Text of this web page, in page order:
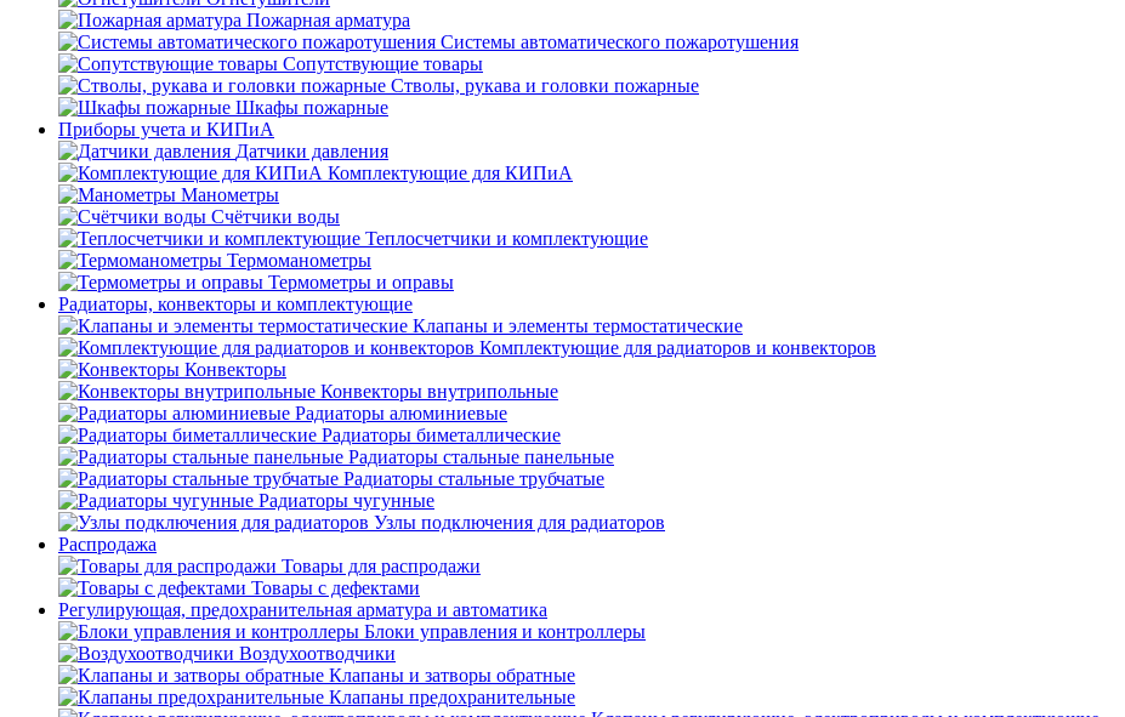
Пожарная арматура
Системы автоматического пожаротушения
Сопутствующие товары
Стволы, рукава и головки пожарные
Шкафы пожарные
Приборы учета и КИПиА
Датчики давления
Комплектующие для КИПиА
Манометры
Счётчики воды
Теплосчетчики и комплектующие
Термоманометры
Термометры и оправы
Радиаторы, конвекторы и комплектующие
Клапаны и элементы термостатические
Комплектующие для радиаторов и конвекторов
Конвекторы
Конвекторы внутрипольные
Радиаторы алюминиевые
Радиаторы биметаллические
Радиаторы стальные панельные
Радиаторы стальные трубчатые
Радиаторы чугунные
Узлы подключения для радиаторов
Распродажа
Товары для распродажи
Товары с дефектами
Регулирующая, предохранительная арматура и автоматика
Блоки управления и контроллеры
Воздухоотводчики
Клапаны и затворы обратные
Клапаны предохранительные